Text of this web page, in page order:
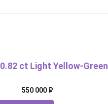
ct Light Yellow-Green
550 000 ₽